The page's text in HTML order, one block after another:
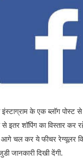
के एक ब्लॉग पोस्ट
से इतर शॉपिंग का
चल कर ये फीचर रेग्यूलर
जानकारी दिखी देंगी.